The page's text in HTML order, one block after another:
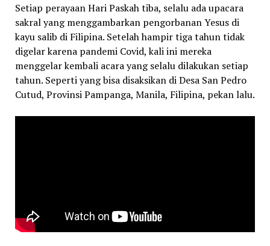
Setiap perayaan Hari Paskah tiba, selalu ada upacara
sakral yang menggambarkan pengorbanan Yesus di
kayu salib di Filipina. Setelah hampir tiga tahun tidak
digelar karena pandemi Covid, kali ini mereka
menggelar kembali acara yang selalu dilakukan setiap
tahun. Seperti yang bisa disaksikan di Desa San Pedro
Cutud, Provinsi Pampanga, Manila, Filipina, pekan lalu.